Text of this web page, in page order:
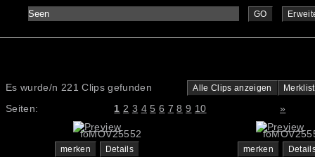
GO
Es wurde/n 221 Clips gefunden Alle Clips anzeigen
Seiten: 1 2 3 4 5 6 7 8 9 10 »
foMOV25552
merken Details merken